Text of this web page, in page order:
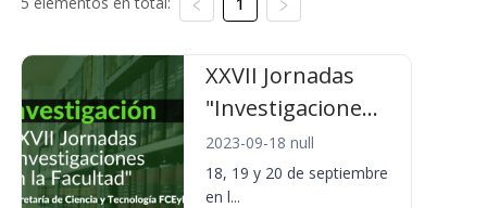
1
XXVII Jornadas
"Investigacione...
2023-09-18 null
18, 19 y 20 de septiembre
en l...